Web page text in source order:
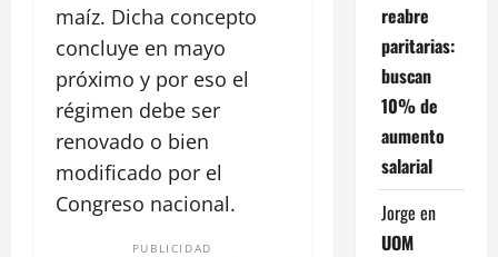
maíz. Dicha concepto
concluye en mayo
próximo y por eso el
régimen debe ser
renovado o bien
modificado por el
Congreso nacional.
PUBLICIDAD
reabre
paritarias:
buscan
10% de
aumento
salarial
Jorge en
UOM